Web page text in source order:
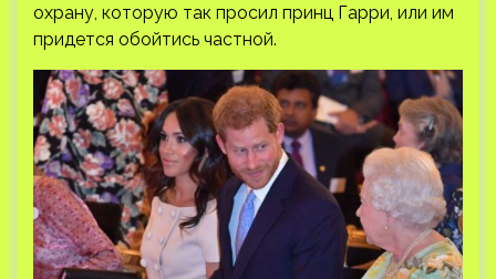
охрану, которую так просил принц Гарри, или им
придется обойтись частной.